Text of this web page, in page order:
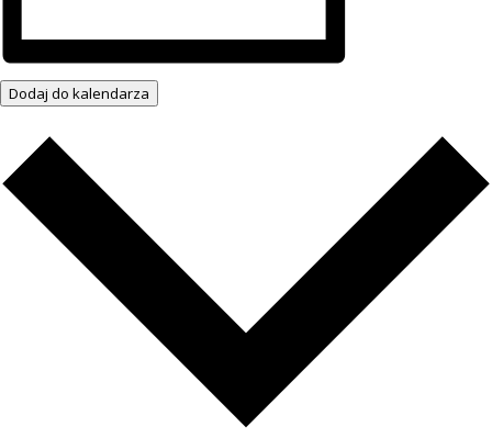
Dodaj do kalendarza